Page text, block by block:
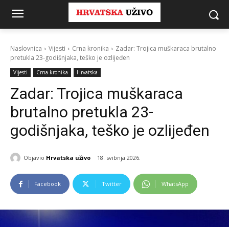
Naslovnica Vijesti Crna kronika
Zadar: Trojica muškaraca brutalno
pretukla 23-godišnjaka, teško je ozlijeđen
Vijesti Crna kronika Hrvatska
Zadar: Trojica muškaraca
brutalno pretukla 23-
godišnjaka, teško je ozlijeđen
Objavio Hrvatska uživo 18. svibnja 2026.
Facebook Twitter WhatsApp